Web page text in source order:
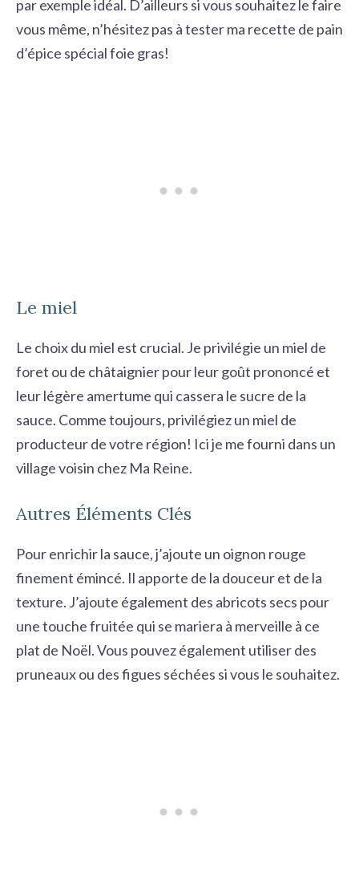
par exemple idéal. D’ailleurs si vous souhaitez le faire
vous même, n’hésitez pas à testerma recette de pain
d’épice spécial foie gras!
Le miel
Le choix du miel est crucial. Je privilégie un miel de
foret ou de châtaignier pour leur goût prononcé et
leur légère amertume qui cassera le sucre de la
sauce. Comme toujours, privilégiez un miel de
producteur de votre région! Ici je me fourni dans un
village voisin chez Ma Reine.
Autres Éléments Clés
Pour enrichir la sauce, j’ajoute un oignon rouge
finement émincé. Il apporte de la douceur et de la
texture. J’ajoute également des abricots secs pour
une touche fruitée qui se mariera à merveille à ce
plat de Noël. Vous pouvez également utiliser des
pruneaux ou des figues séchées si vous le souhaitez.